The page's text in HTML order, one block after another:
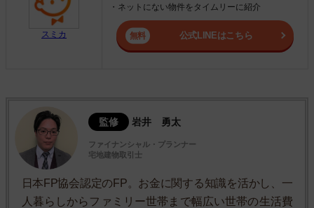
スミカ
・ネットにない物件をタイムリーに紹介
公式LINEはこちら
監修 岩井 勇太
ファイナンシャル・プランナー
宅地建物取引士
日本FP協会認定のFP。お金に関する知識を活かし、一
人暮らしからファミリー世帯まで幅広い世帯の生活費